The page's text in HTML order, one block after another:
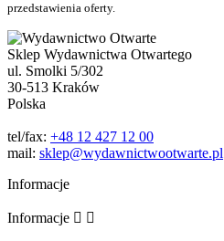
przedstawienia oferty.
Sklep Wydawnictwa Otwartego
ul. Smolki 5/302
30-513 Kraków
Polska
tel/fax: +48 12 427 12 00
mail: sklep@wydawnictwootwarte.pl
Informacje
Informacje  